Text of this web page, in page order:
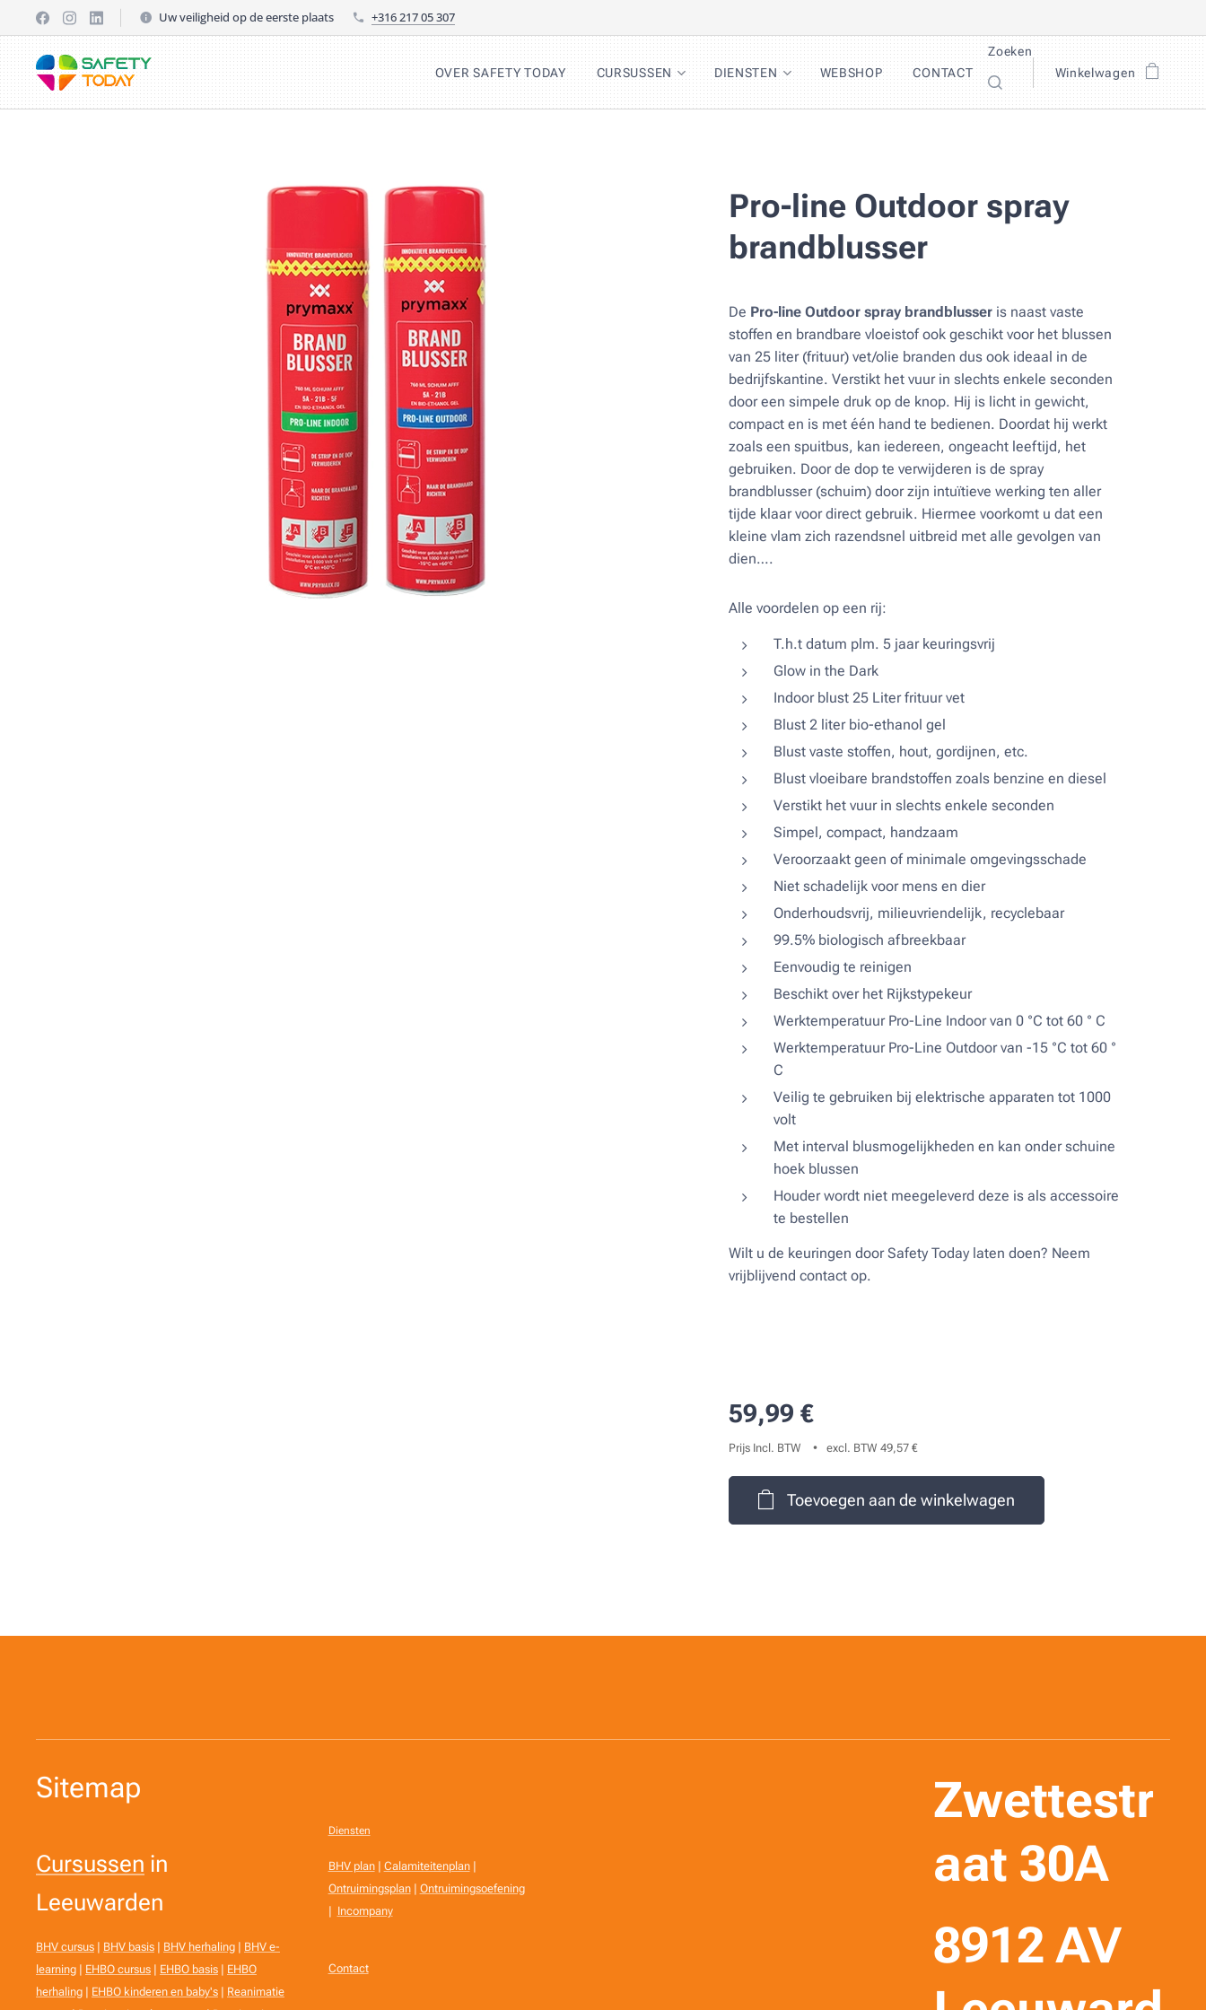
Uw veiligheid op de eerste plaats +316 217 05 307
OVER SAFETY TODAY CURSUSSEN DIENSTEN WEBSHOP CONTACT
Zoeken
Winkelwagen
Pro-line Outdoor spray
brandblusser
De Pro-line Outdoor spray brandblusser is naast vaste
stoffen en brandbare vloeistof ook geschikt voor het blussen
van 25 liter (frituur) vet/olie branden dus ook ideaal in de
bedrijfskantine. Verstikt het vuur in slechts enkele seconden
door een simpele druk op de knop. Hij is licht in gewicht,
compact en is met één hand te bedienen. Doordat hij werkt
zoals een spuitbus, kan iedereen, ongeacht leeftijd, het
gebruiken. Door de dop te verwijderen is de spray
brandblusser (schuim) door zijn intuïtieve werking ten aller
tijde klaar voor direct gebruik. Hiermee voorkomt u dat een
kleine vlam zich razendsnel uitbreid met alle gevolgen van
dien….
Alle voordelen op een rij:
T.h.t datum plm. 5 jaar keuringsvrij
Glow in the Dark
Indoor blust 25 Liter frituur vet
Blust 2 liter bio-ethanol gel
Blust vaste stoffen, hout, gordijnen, etc.
Blust vloeibare brandstoffen zoals benzine en diesel
Verstikt het vuur in slechts enkele seconden
Simpel, compact, handzaam
Veroorzaakt geen of minimale omgevingsschade
Niet schadelijk voor mens en dier
Onderhoudsvrij, milieuvriendelijk, recyclebaar
99.5% biologisch afbreekbaar
Eenvoudig te reinigen
Beschikt over het Rijkstypekeur
Werktemperatuur Pro-Line Indoor van 0 °C tot 60 ° C
Werktemperatuur Pro-Line Outdoor van -15 °C tot 60 °
C
Veilig te gebruiken bij elektrische apparaten tot 1000
volt
Met interval blusmogelijkheden en kan onder schuine
hoek blussen
Houder wordt niet meegeleverd deze is als accessoire
te bestellen
Wilt u de keuringen door Safety Today laten doen? Neem
vrijblijvend contact op.
59,99 €
Prijs Incl. BTW excl. BTW 49,57 €
Toevoegen aan de winkelwagen
Sitemap
Cursussen in
Leeuwarden
BHV cursus | BHV basis | BHV herhaling | BHV e-
learning | EHBO cursus | EHBO basis | EHBO
herhaling | EHBO kinderen en baby's | Reanimatie
Diensten
BHV plan| Calamiteitenplan|
Ontruimingsplan| Ontruimingsoefening
| Incompany
Contact
Zwettestr
aat 30A
8912 AV